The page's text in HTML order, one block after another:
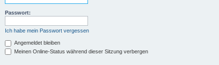
Passwort:
Ich habe mein Passwort vergessen
Angemeldet bleiben
Meinen Online-Status während dieser Sitzung verbergen